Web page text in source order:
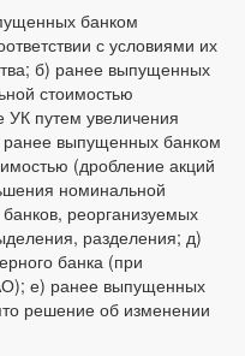
банком
с условиями их
б) ранее выпущенных
стоимостью
УК путем увеличения
ранее выпущенных банком
(дробление акций
номинальной
реорганизуемых
разделения; д)
банка (при
е) ранее выпущенных
решение об изменении